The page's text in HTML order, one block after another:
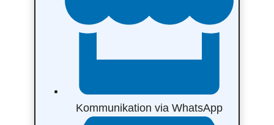
Kommunikation via WhatsApp